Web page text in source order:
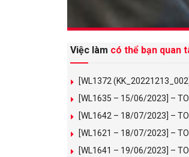
Việc làm có thể bạn quan
[WL1372
[WL1635 – 15/06/2023] –
[WL1642 – 18/07/2023] –
[WL1621 – 18/07/2023] –
[WL1641 – 19/06/2023] –